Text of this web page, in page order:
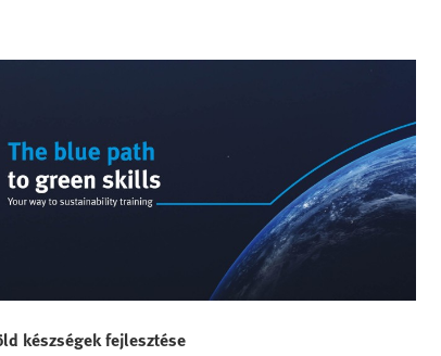
készségek fejlesztése